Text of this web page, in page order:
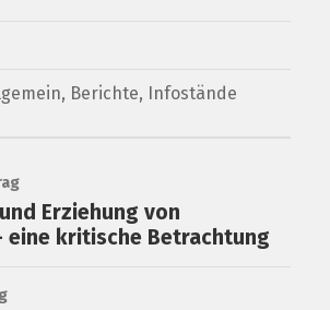
, Berichte, Infostände
Erziehung von
eine kritische Betrachtung